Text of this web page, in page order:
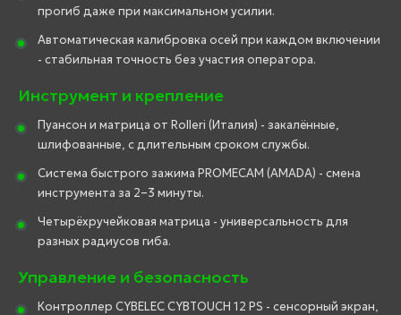
прогиб даже при максимальном усилии.
Автоматическая калибровка осей при каждом включении
- стабильная точность без участия оператора.
Инструмент и крепление
Пуансон и матрица от Rolleri (Италия) - закалённые,
шлифованные, с длительным сроком службы.
Система быстрого зажима PROMECAM (AMADA) - смена
инструмента за 2–3 минуты.
Четырёхручейковая матрица - универсальность для
разных радиусов гиба.
Управление и безопасность
Контроллер CYBELEC CYBTOUCH 12 PS - сенсорный экран,